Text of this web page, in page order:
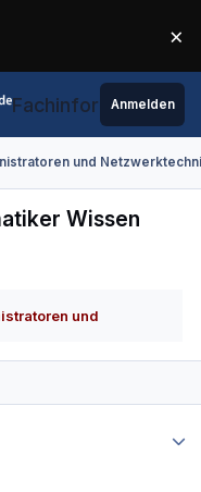
×
Fachinformatiker.de
Anmelden
und
Wissen
und